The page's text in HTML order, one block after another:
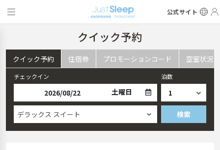
公式サイト
クイック予約
クイック予約 住宿券 プロモーションコード 空室状況
チェックイン
土曜日
泊数
デラックス スイート 検索